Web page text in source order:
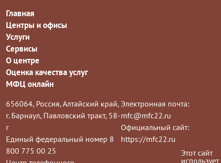
Главная
Центры и офисы
Услуги
Сервисы
О центре
Оценка качества услуг
МФЦ онлайн
656064, Россия, Алтайский край,
г. Барнаул, Павловский тракт, 58-
г
Единый федеральный номер 8
800 775 00 25
Электронная почта:
mfc@mfc22.ru
Официальный сайт:
https://mfc22.ru
Этот сайт
использует